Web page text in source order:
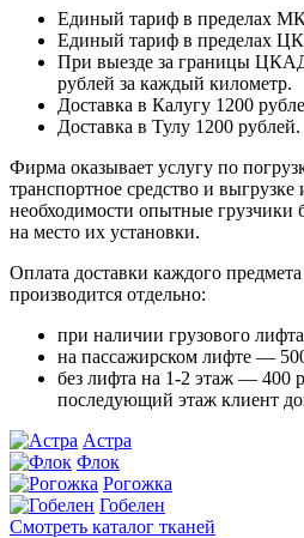
Единый тариф в пределах
Единый тариф в пределах
При выезде за границы
рублей за каждый километр.
Доставка в Калугу 1200
Доставка в Тулу 1200 рублей.
Фирма оказывает услугу по
транспортное средство и выгрузке
необходимости опытные грузчики
на место их установки.
Оплата доставки каждого
производится отдельно:
при наличии грузового
на пассажирском лифте —
без лифта на 1-2 этаж — 400
последующий этаж клиент
Астра
Флок
Рогожка
Гобелен
Смотреть каталог тканей